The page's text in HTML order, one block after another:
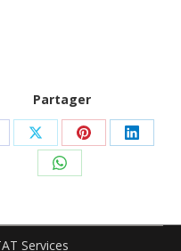
Partager
Partager
sur
Partager
Partager
WhatsApp
Services